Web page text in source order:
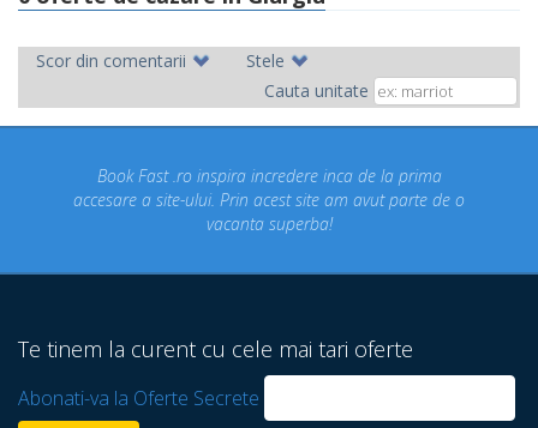
Scor din comentarii
Stele
Cauta unitate
Fast .ro inspira incredere inca de la prima
a site-ului. Prin acest site am avut parte de o
vacanta superba!
Te tinem la curent cu cele mai tari oferte
Abonati-va la Oferte Secrete